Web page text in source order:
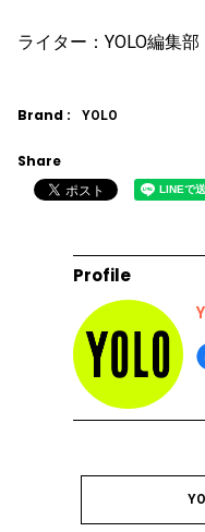
ライター：YOLO編集部
Brand : YOLO
Share
Profile